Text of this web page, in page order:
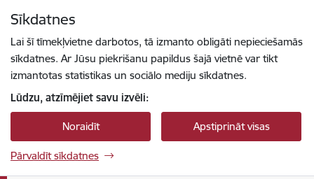
Sīkdatnes
Lai šī tīmekļvietne darbotos, tā izmanto obligāti nepieciešamās
sīkdatnes. Ar Jūsu piekrišanu papildus šajā vietnē var tikt
izmantotas statistikas un sociālo mediju sīkdatnes.
Lūdzu, atzīmējiet savu izvēli:
Noraidīt Apstiprināt visas
Pārvaldīt sīkdatnes